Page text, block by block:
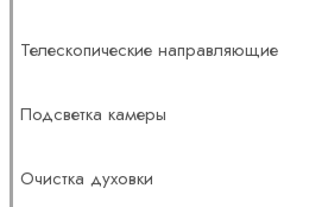
Телескопические направляющие
Подсветка камеры
Очистка духовки